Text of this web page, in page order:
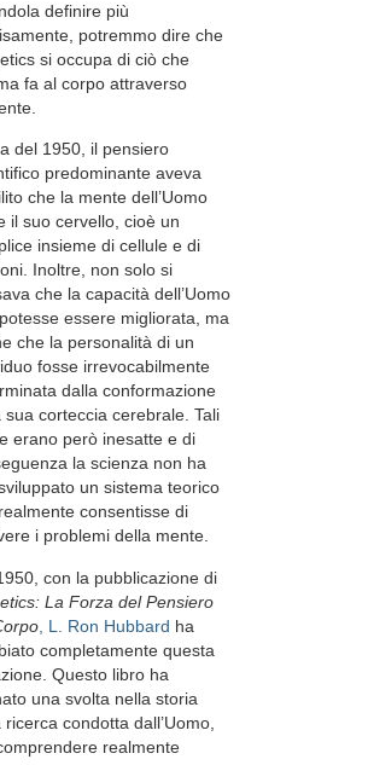
definire più
potremmo dire che
si occupa di ciò che
fa al corpo attraverso
del 1950, il pensiero
predominante aveva
che la mente dell’Uomo
il suo cervello, cioè un
insieme di cellule e di
Inoltre, non solo si
che la capacità dell’Uomo
essere migliorata, ma
che la personalità di un
fosse irrevocabilmente
dalla conformazione
sua corteccia cerebrale. Tali
erano però inesatte e di
la scienza non ha
un sistema teorico
consentisse di
i problemi della mente.
con la pubblicazione di
La Forza del Pensiero
, L. Ron Hubbard ha
completamente questa
Questo libro ha
una svolta nella storia
ricerca condotta dall’Uomo,
realmente